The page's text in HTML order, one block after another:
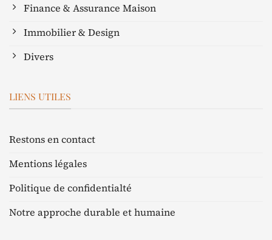
Finance & Assurance Maison
Immobilier & Design
Divers
LIENS UTILES
Restons en contact
Mentions légales
Politique de confidentialté
Notre approche durable et humaine